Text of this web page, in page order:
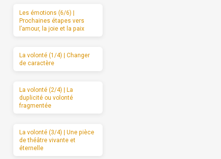
Les émotions (6/6) |
Prochaines étapes vers
l’amour, la joie et la paix
La volonté (1/4) | Changer
de caractère
La volonté (2/4) | La
duplicité ou volonté
fragmentée
La volonté (3/4) | Une pièce
de théâtre vivante et
éternelle